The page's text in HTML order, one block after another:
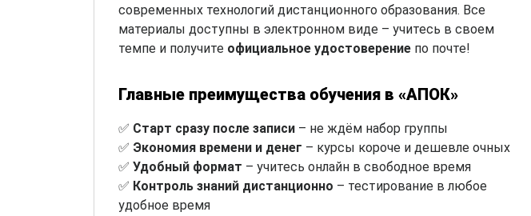
современных технологий дистанционного образования. Все
материалы доступны в электронном виде – учитесь в своем
темпе и получите официальное удостоверение по почте!
Главные преимущества обучения в «АПОК»
✅ Старт сразу после записи – не ждём набор группы
✅ Экономия времени и денег – курсы короче и дешевле очных
✅ Удобный формат – учитесь онлайн в свободное время
✅ Контроль знаний дистанционно – тестирование в любое
удобное время